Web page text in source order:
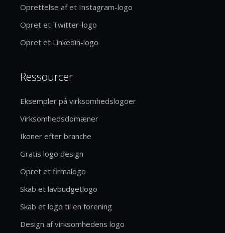
Oprettelse af et Instagram-logo
Opret et Twitter-logo
Opret et Linkedin-logo
Ressourcer
Eksempler på virksomhedslogoer
Virksomhedsdomæner
Ikoner efter branche
Gratis logo design
Opret et firmalogo
Skab et lavbudgetlogo
Skab et logo til en forening
Design af virksomhedens logo